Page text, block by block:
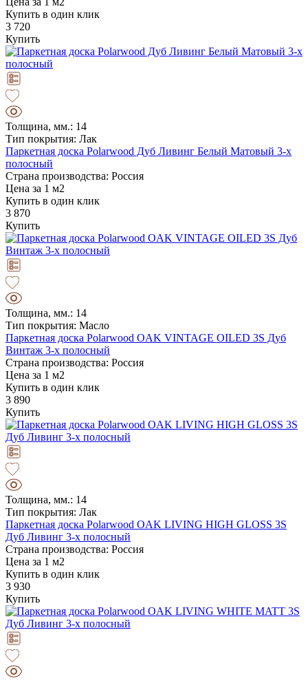
Купить в один клик
3 720
Купить
Толщина, мм.: 14
Тип покрытия: Лак
Паркетная доска Polarwood Дуб Ливинг Белый Матовый 3-х
полосный
Страна производства: Россия
Цена за 1 м2
Купить в один клик
3 870
Купить
Толщина, мм.: 14
Тип покрытия: Масло
Паркетная доска Polarwood OAK VINTAGE OILED 3S Дуб
Винтаж 3-х полосный
Страна производства: Россия
Цена за 1 м2
Купить в один клик
3 890
Купить
Толщина, мм.: 14
Тип покрытия: Лак
Паркетная доска Polarwood OAK LIVING HIGH GLOSS 3S
Дуб Ливинг 3-х полосный
Страна производства: Россия
Цена за 1 м2
Купить в один клик
3 930
Купить